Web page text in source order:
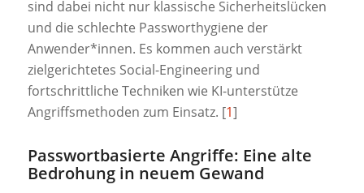
sind dabei nicht nur klassische Sicherheitslücken
und die schlechte Passworthygiene der
Anwender*innen. Es kommen auch verstärkt
zielgerichtetes Social-Engineering und
fortschrittliche Techniken wie KI-unterstütze
Angriffsmethoden zum Einsatz. [1]
Passwortbasierte Angriffe: Eine alte
Bedrohung in neuem Gewand